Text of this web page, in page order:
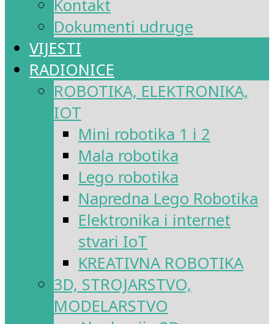
Kontakt
Dokumenti udruge
VIJESTI
RADIONICE
ROBOTIKA, ELEKTRONIKA,
IOT
Mini robotika 1 i 2
Mala robotika
Lego robotika
Napredna Lego Robotika
Elektronika i internet
stvari IoT
KREATIVNA ROBOTIKA
3D, STROJARSTVO,
MODELARSTVO